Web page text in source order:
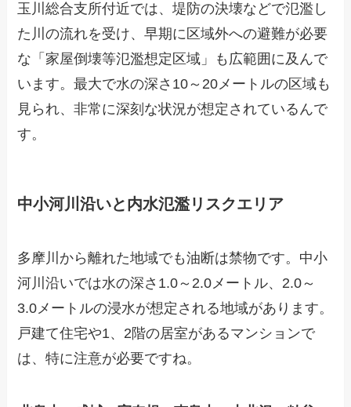
玉川総合支所付近では、堤防の決壊などで氾濫し
た川の流れを受け、早期に区域外への避難が必要
な「家屋倒壊等氾濫想定区域」も広範囲に及んで
います。最大で水の深さ10～20メートルの区域も
見られ、非常に深刻な状況が想定されているんで
す。
中小河川沿いと内水氾濫リスクエリア
多摩川から離れた地域でも油断は禁物です。中小
河川沿いでは水の深さ1.0～2.0メートル、2.0～
3.0メートルの浸水が想定される地域があります。
戸建て住宅や1、2階の居室があるマンションで
は、特に注意が必要ですね。